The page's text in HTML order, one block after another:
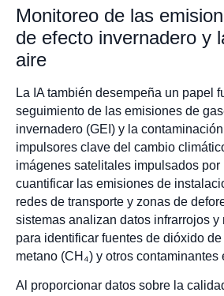
Monitoreo de las
de efecto invernadero y
aire
La IA también desempeña un papel
seguimiento de las emisiones de
invernadero (GEI) y la
impulsores clave del cambio
imágenes satelitales impulsados por
cuantificar las emisiones de
redes de transporte y zonas de
sistemas analizan datos infrarrojos y
para identificar fuentes de dióxido de
metano (CH₄) y otros contaminantes
Al proporcionar datos sobre la